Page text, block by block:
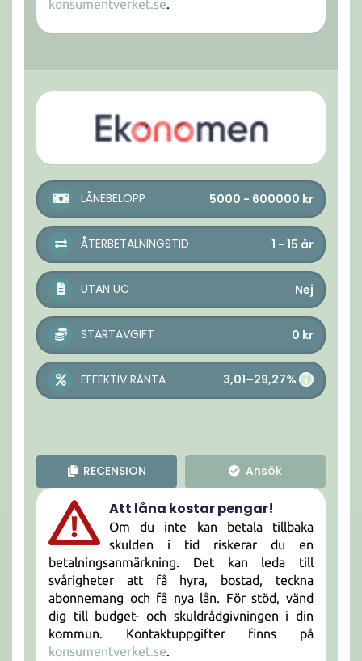
konsumentverket.se.
LÅNEBELOPP 5000 - 600000 kr
ÅTERBETALNINGSTID 1 - 15 år
UTAN UC Nej
STARTAVGIFT 0 kr
EFFEKTIV RÄNTA 3,01–29,27% i
RECENSION Ansök
Att låna kostar pengar!
Om du inte kan betala tillbaka
skulden i tid riskerar du en
betalningsanmärkning. Det kan leda till
svårigheter att få hyra, bostad, teckna
abonnemang och få nya lån. För stöd, vänd
dig till budget- och skuldrådgivningen i din
kommun. Kontaktuppgifter finns på
konsumentverket.se.